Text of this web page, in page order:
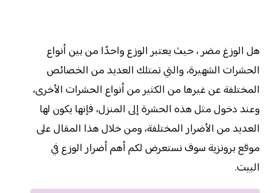
هل الوزغ مضر ، حيث يعتبر الوزع واحدًا من بين أنواع
الحشرات الشهيرة، والتي تمتلك العديد من الخصائص
المختلفة عن غيرها من الكثير من أنواع الحشرات الأخرى،
وعند دخول مثل هذه الحشرة إلى المنزل، فإنها يكون لها
العديد من الأضرار المختلفة، ومن خلال هذا المقال على
موقع برونزية سوف نستعرض لكم أهم أضرار الوزع في
البيت.